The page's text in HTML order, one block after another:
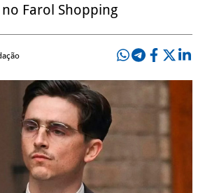
Farol Shopping